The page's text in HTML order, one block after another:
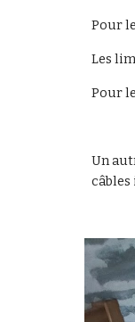
Pour
Les
Pour
Un
câbles